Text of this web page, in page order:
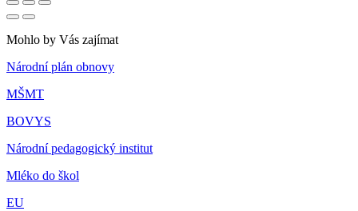
Mohlo by Vás zajímat
Národní plán obnovy
MŠMT
BOVYS
Národní pedagogický institut
Mléko do škol
EU